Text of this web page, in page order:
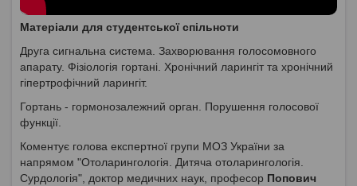
Матеріали для студентської спільноти
Друга сигнальна система. Захворювання голосомовного
апарату. Фізіологія гортані. Хронічний ларингіт та хронічний
гіпертрофічний ларингіт.
Гортань - гормонозалежний орган. Порушення голосової
функції.
Коментує голова експертної групи МОЗ України за
напрямом "Отоларингологія. Дитяча отоларингологія.
Сурдологія", доктор медичних наук, професор Попович